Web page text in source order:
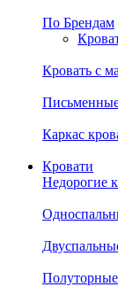
По Брендам
Кровать с
Каркас
Кровати
Недорогие